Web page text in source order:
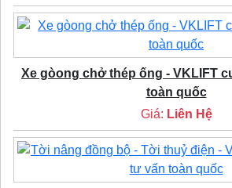
Xe gòong chở thép ống - VKLIFT
toàn quốc
Giá: Liên Hệ